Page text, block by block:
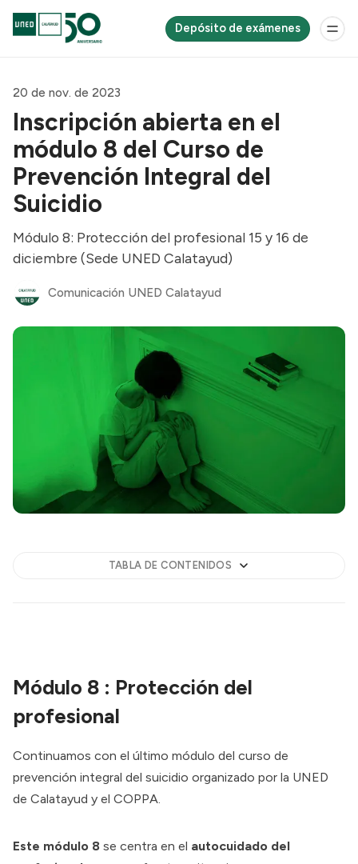
Depósito de exámenes
20 de nov. de 2023
Inscripción abierta en el
módulo 8 del Curso de
Prevención Integral del
Suicidio
Módulo 8: Protección del profesional 15 y 16 de
diciembre (Sede UNED Calatayud)
Comunicación UNED Calatayud
TABLA DE CONTENIDOS
Módulo 8 : Protección del
profesional
Continuamos con el último módulo del curso de
prevención integral del suicidio organizado por la UNED
de Calatayud y el COPPA.
Este módulo 8 se centra en el autocuidado del